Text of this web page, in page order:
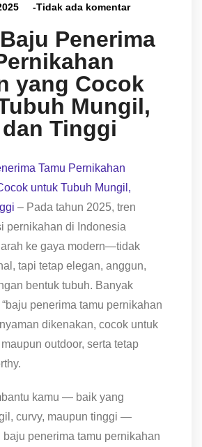
-Tidak ada komentar
Penerima
yang Cocok
Mungil,
Tinggi
Tamu Pernikahan
untuk Tubuh Mungil,
– Pada tahun 2025, tren
pernikahan di Indonesia
ke gaya modern—tidak
tapi tetap elegan, anggun,
bentuk tubuh. Banyak
penerima tamu pernikahan
dikenakan, cocok untuk
outdoor, serta tetap
kamu — baik yang
curvy, maupun tinggi —
penerima tamu pernikahan